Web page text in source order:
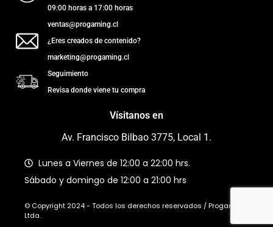
09:00 horas a 17:00 horas
ventas@progaming.cl
¿Eres creados de contenido?
marketing@progaming.cl
Seguimiento
Revisa donde viene tu compra
Vísitanos en
Av. Francisco Bilbao 3775, Local 1.
Lunes a Viernes de 12:00 a 22:00 hrs.
Sábado y domingo de 12:00 a 21:00 hrs
© Copyright 2024 - Todos los derechos reservados / Progaming
Ltda.